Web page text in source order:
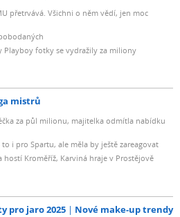
přetrvává. Všichni o něm vědí, jen moc
Playboy fotky se vydražily za miliony
mistrů
za půl milionu, majitelka odmítla nabídku
i pro Spartu, ale měla by ještě zareagovat
hostí Kroměříž, Karviná hraje v Prostějově
pro jaro 2025 Nové make-up trendy